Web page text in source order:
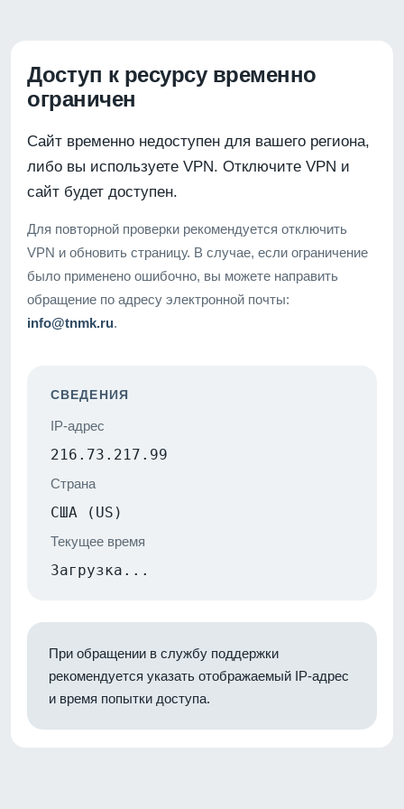
Доступ к ресурсу временно
ограничен
Сайт временно недоступен для вашего региона,
либо вы используете VPN. Отключите VPN и
сайт будет доступен.
Для повторной проверки рекомендуется отключить
VPN и обновить страницу. В случае, если ограничение
было применено ошибочно, вы можете направить
обращение по адресу электронной почты:
info@tnmk.ru.
СВЕДЕНИЯ
IP-адрес
216.73.217.99
Страна
США (US)
Текущее время
Загрузка...
При обращении в службу поддержки
рекомендуется указать отображаемый IP-адрес
и время попытки доступа.